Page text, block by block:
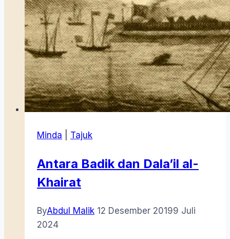
Minda Tajuk
Antara Badik dan Dala’il al-
Khairat
ByAbdul Malik 12 Desember 20199 Juli
2024